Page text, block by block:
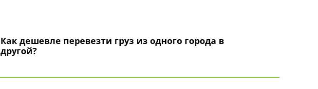
Как дешевле перевезти груз из одного города в
другой?